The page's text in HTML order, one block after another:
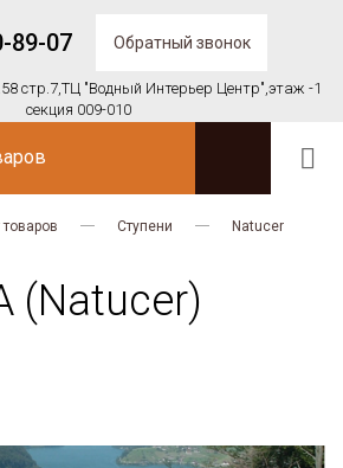
89-07 Обратный звонок
стр.7,ТЦ "Водный Интерьер Центр",этаж -1
секция 009-010
товаров Ступени
Natucer
(Natucer)